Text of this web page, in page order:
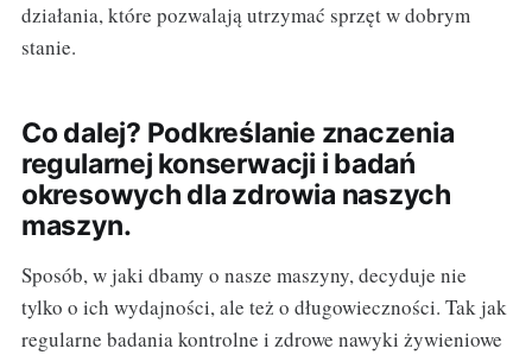
działania, które pozwalają utrzymać sprzęt w dobrym
stanie.
Co dalej? Podkreślanie znaczenia
regularnej konserwacji i badań
okresowych dla zdrowia naszych
maszyn.
Sposób, w jaki dbamy o nasze maszyny, decyduje nie
tylko o ich wydajności, ale też o długowieczności. Tak jak
regularne badania kontrolne i zdrowe nawyki żywieniowe